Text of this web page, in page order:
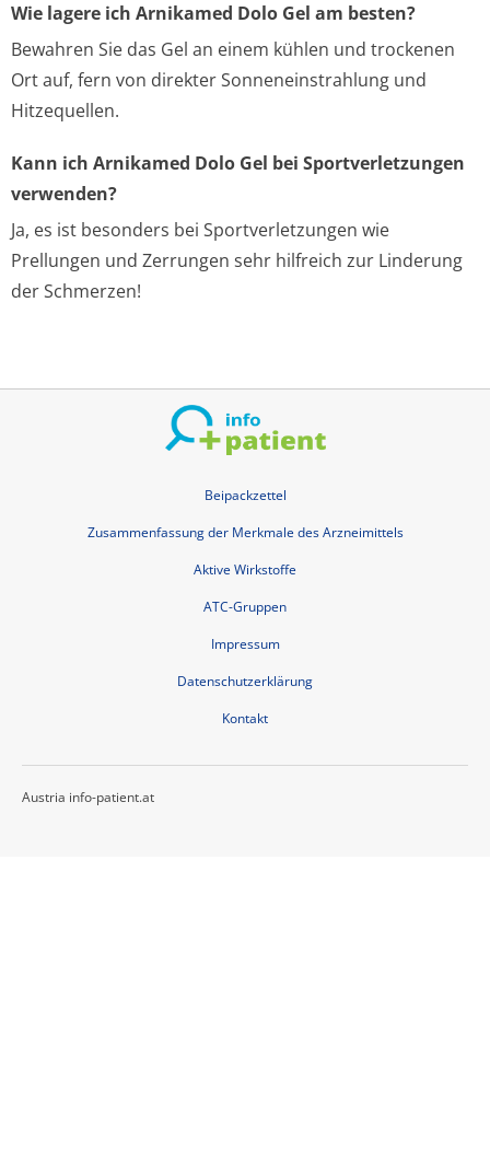
Wie lagere ich Arnikamed Dolo Gel am besten?
Bewahren Sie das Gel an einem kühlen und trockenen
Ort auf, fern von direkter Sonneneinstrahlung und
Hitzequellen.
Kann ich Arnikamed Dolo Gel bei Sportverletzungen
verwenden?
Ja, es ist besonders bei Sportverletzungen wie
Prellungen und Zerrungen sehr hilfreich zur Linderung
der Schmerzen!
Beipackzettel
Zusammenfassung der Merkmale des Arzneimittels
Aktive Wirkstoffe
ATC-Gruppen
Impressum
Datenschutzerklärung
Kontakt
Austria info-patient.at